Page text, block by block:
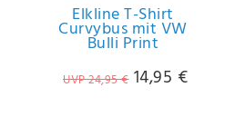
Elkline T-Shirt
Curvybus mit VW
Bulli Print
UVP 24,95 € 14,95 €